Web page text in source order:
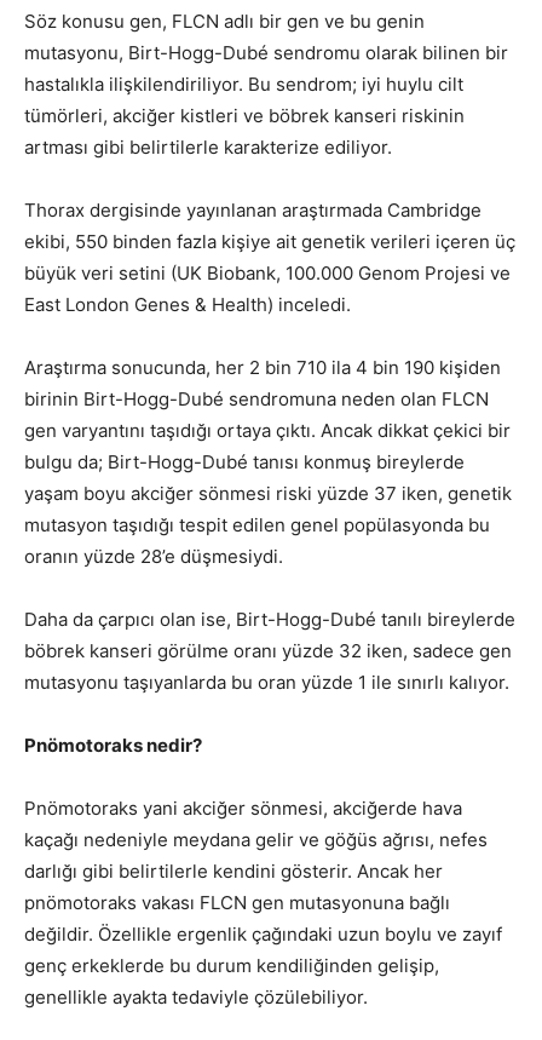
Söz konusu gen, FLCN adlı bir gen ve bu genin
mutasyonu, Birt-Hogg-Dubé sendromu olarak bilinen bir
hastalıkla ilişkilendiriliyor. Bu sendrom; iyi huylu cilt
tümörleri, akciğer kistleri ve böbrek kanseri riskinin
artması gibi belirtilerle karakterize ediliyor.
Thorax dergisinde yayınlanan araştırmada Cambridge
ekibi, 550 binden fazla kişiye ait genetik verileri içeren üç
büyük veri setini (UK Biobank, 100.000 Genom Projesi ve
East London Genes & Health) inceledi.
Araştırma sonucunda, her 2 bin 710 ila 4 bin 190 kişiden
birinin Birt-Hogg-Dubé sendromuna neden olan FLCN
gen varyantını taşıdığı ortaya çıktı. Ancak dikkat çekici bir
bulgu da; Birt-Hogg-Dubé tanısı konmuş bireylerde
yaşam boyu akciğer sönmesi riski yüzde 37 iken, genetik
mutasyon taşıdığı tespit edilen genel popülasyonda bu
oranın yüzde 28’e düşmesiydi.
Daha da çarpıcı olan ise, Birt-Hogg-Dubé tanılı bireylerde
böbrek kanseri görülme oranı yüzde 32 iken, sadece gen
mutasyonu taşıyanlarda bu oran yüzde 1 ile sınırlı kalıyor.
Pnömotoraks nedir?
Pnömotoraks yani akciğer sönmesi, akciğerde hava
kaçağı nedeniyle meydana gelir ve göğüs ağrısı, nefes
darlığı gibi belirtilerle kendini gösterir. Ancak her
pnömotoraks vakası FLCN gen mutasyonuna bağlı
değildir. Özellikle ergenlik çağındaki uzun boylu ve zayıf
genç erkeklerde bu durum kendiliğinden gelişip,
genellikle ayakta tedaviyle çözülebiliyor.